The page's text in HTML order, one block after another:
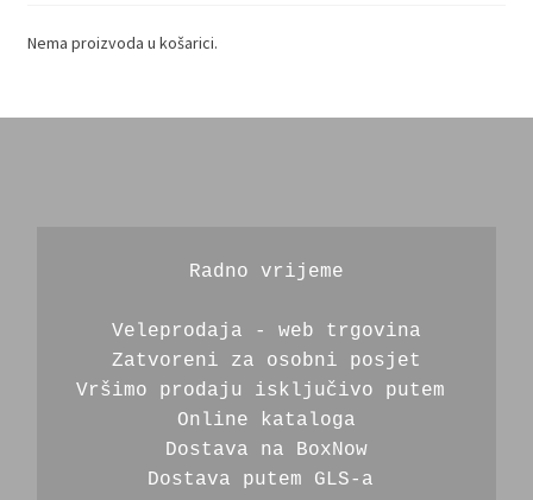
Nema proizvoda u košarici.
Radno vrijeme
Veleprodaja - web trgovina
Zatvoreni za osobni posjet
Vršimo prodaju isključivo putem
Online kataloga
Dostava na BoxNow
Dostava putem GLS-a